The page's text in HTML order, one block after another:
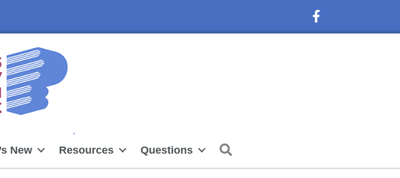
Facebook Icon
New Resources Questions